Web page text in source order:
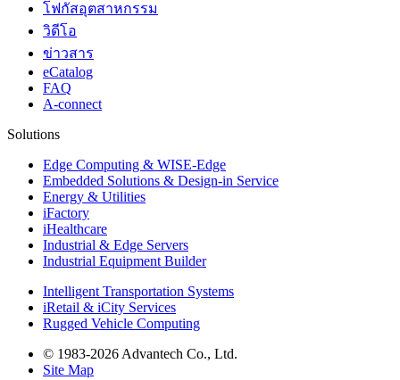
โฟกัสอุตสาหกรรม
วิดีโอ
ข่าวสาร
eCatalog
FAQ
A-connect
Solutions
Edge Computing & WISE-Edge
Embedded Solutions & Design-in Service
Energy & Utilities
iFactory
iHealthcare
Industrial & Edge Servers
Industrial Equipment Builder
Intelligent Transportation Systems
iRetail & iCity Services
Rugged Vehicle Computing
© 1983-2026 Advantech Co., Ltd.
Site Map